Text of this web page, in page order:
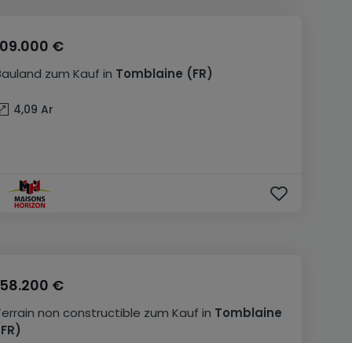
zum Kauf in Tomblaine (FR)
€
4,09 Ar
non constructible zum Kauf in Tomblaine
€